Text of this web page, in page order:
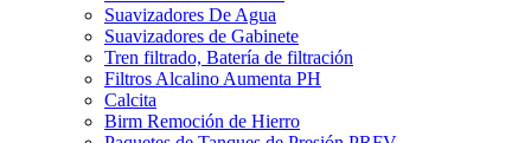
Suavizadores De Agua
Suavizadores de Gabinete
Tren filtrado, Batería de filtración
Filtros Alcalino Aumenta PH
Calcita
Birm Remoción de Hierro